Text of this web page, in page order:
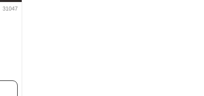
31047